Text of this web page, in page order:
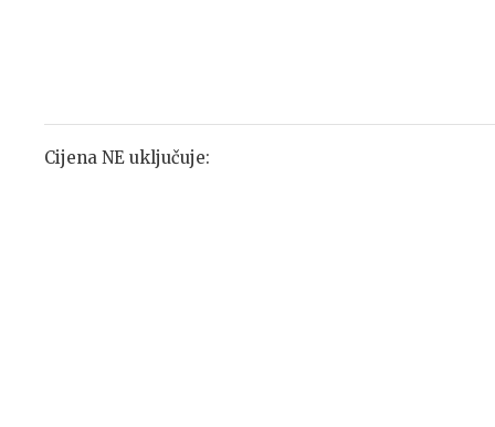
Cijena NE uključuje: